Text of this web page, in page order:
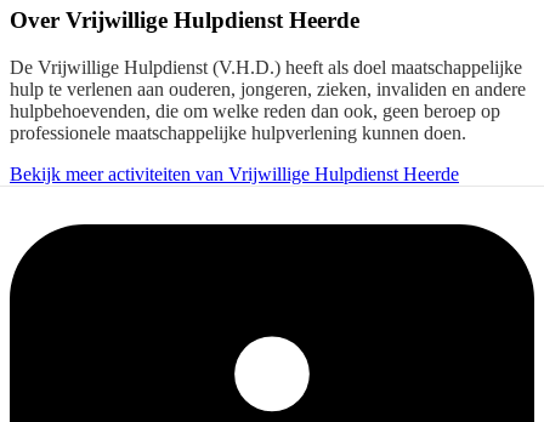
Over Vrijwillige Hulpdienst Heerde
De Vrijwillige Hulpdienst (V.H.D.) heeft als doel maatschappelijke
hulp te verlenen aan ouderen, jongeren, zieken, invaliden en andere
hulpbehoevenden, die om welke reden dan ook, geen beroep op
professionele maatschappelijke hulpverlening kunnen doen.
Bekijk meer activiteiten van Vrijwillige Hulpdienst Heerde